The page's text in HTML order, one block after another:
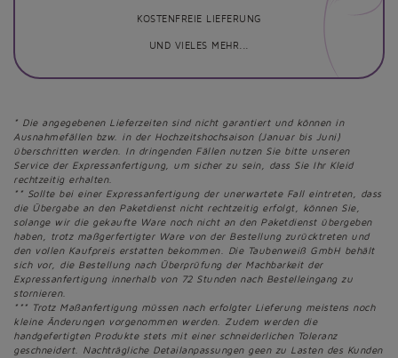
KOSTENFREIE LIEFERUNG
UND VIELES MEHR...
* Die angegebenen Lieferzeiten sind nicht garantiert und können in
Ausnahmefällen bzw. in der Hochzeitshochsaison (Januar bis Juni)
überschritten werden. In dringenden Fällen nutzen Sie bitte unseren
Service der Expressanfertigung, um sicher zu sein, dass Sie Ihr Kleid
rechtzeitig erhalten.
** Sollte bei einer Expressanfertigung der unerwartete Fall eintreten, dass
die Übergabe an den Paketdienst nicht rechtzeitig erfolgt, können Sie,
solange wir die gekaufte Ware noch nicht an den Paketdienst übergeben
haben, trotz maßgerfertigter Ware von der Bestellung zurücktreten und
den vollen Kaufpreis erstatten bekommen. Die Taubenweiß GmbH behält
sich vor, die Bestellung nach Überprüfung der Machbarkeit der
Expressanfertigung innerhalb von 72 Stunden nach Bestelleingang zu
stornieren.
*** Trotz Maßanfertigung müssen nach erfolgter Lieferung meistens noch
kleine Änderungen vorgenommen werden. Zudem werden die
handgefertigten Produkte stets mit einer schneiderlichen Toleranz
geschneidert. Nachträgliche Detailanpassungen geen zu Lasten des Kunden